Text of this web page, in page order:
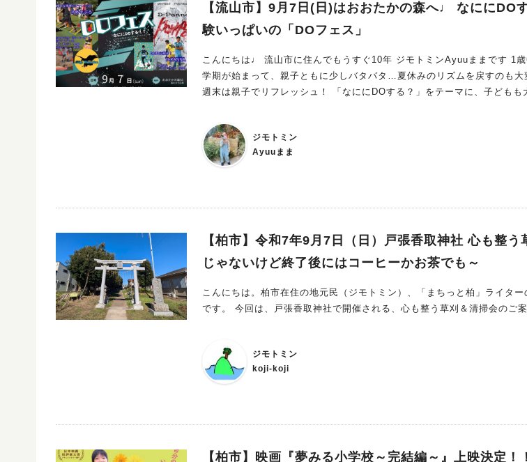
【流山市】9月7日(日)はおおたかの森へ♩ なににDO
験いっぱいの「DOフェス」
こんにちは♩ 流山市に住んでもうすぐ10年 ジモトミンAyuuままです 1歳
学期が始まって、親子ともに少しバタバタ…夏休みのリズムを戻すのも大
週末は親子でリフレッシュ！ 「なににDOする？」をテーマに、子どもも
日中遊んで、食べて、笑って、親子でスッキリできるワクワクいっぱいのイベント
要 ▶︎開催日：9月7日（日） ▶︎時間：10:00〜17:00 ▶︎会場：森のまち広場（流山おおたかの森駅南口）
あなたの「やってみたい！」が見つかる！なににDOする？ 4つのカテ
みたい！」を刺激する、体を思いきり動かすチャレンジがいっぱい！ 見守るママパパも、きっと胸が
するたびに達成感いっぱい 走って・登って・くぐって！体全部でコース
ートサッカー D-PANNA（NAGAREYAMA F.C.／DAITO選手） → プロ
熱い勝負に胸がドキドキ 憧れの選手に挑む子どもたちの真剣な眼差しはい
円） ②音楽とダンスで大盛り上がり！みんなで楽しむ「ステージコンテ
ーマンスで、会場の空気が一気に盛り上がります♩ 子どもも大人も自然と手拍子したくなる、わくわ
くステージをぜひお楽しみに！ フラダンスショー（Liko Pua Nagareyama） 優雅なフラダンスで南
「つくる楽しさ」を親子で体験できるワークショップも盛りだくさん！ 世界にひとつだけの作品がで
ジモトミン
Ayuuまま
【柏市】令和7年9月7日（日）戸張香取神社 心も整
じゃないけど終了後にはコーヒーかお茶でも～
こんにちは。柏市在住の地元民（ジモトミン）、「まちっと柏」ライタ
です。 今回は、戸張香取神社で開催される、心も整う草刈＆清掃会のご
ジモトミン
koji-koji
【柏市】映画『夢みる小学校～完結編～』上映決定！